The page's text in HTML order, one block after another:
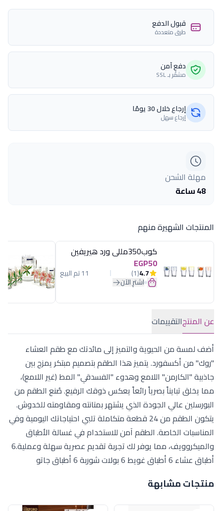
قبول الدفع
طرق متعددة
دفع آمن
مشفّر بـ SSL
إرجاع خلال 30 يومًا
إرجاع سهل
مهلة الشحن
48 ساعة
المنتجات الشهيرة منهم
كوب350مللى ورد هيريفين
EGP50
4.7
(1) 11 تم البيع
اشترِ الآن
عن المنتجالتقييمات
أضف لمسة من الحيوية والتميز إلى مائدتك مع طقم العشاء
"روك" من أكسفورد. يتميز هذا الطقم بتصميم مبتكر يمزج بين
جاذبية "الكارمن" اللامع وهدوء "الفسدقي" المط (غير اللامع)،
مما يخلق تبايناً بصرياً رائعاً يعكس ذوقك الرفيع. صُنع الطقم من
البورسلين عالي الجودة الذي يشتهر بمتانته ومقاومته للخدوش.
يتكون الطقم من 24 قطعة متكاملة تلبي احتياجاتك اليومية وفي
المناسبات الخاصة. الطقم آمن للاستخدام في غسالة الأطباق
والميكروويف، مما يوفر لك تجربة تقديم عصرية سهلة وعملية.6
أطباق عشاء 6 أطباق غويط 6 بولات شوربة 6 أطباق جاتو
منتجات مشابهة